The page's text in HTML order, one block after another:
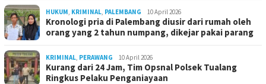
HUKUM KRIMINAL PALEMBANG 10 April 2026
Kronologi pria di Palembang diusir dari rumah oleh
orang yang 2 tahun numpang, dikejar pakai parang
KRIMINAL PERAWANG 10 April 2026
Kurang dari 24 Jam, Tim Opsnal Polsek Tualang
Ringkus Pelaku Penganiayaan